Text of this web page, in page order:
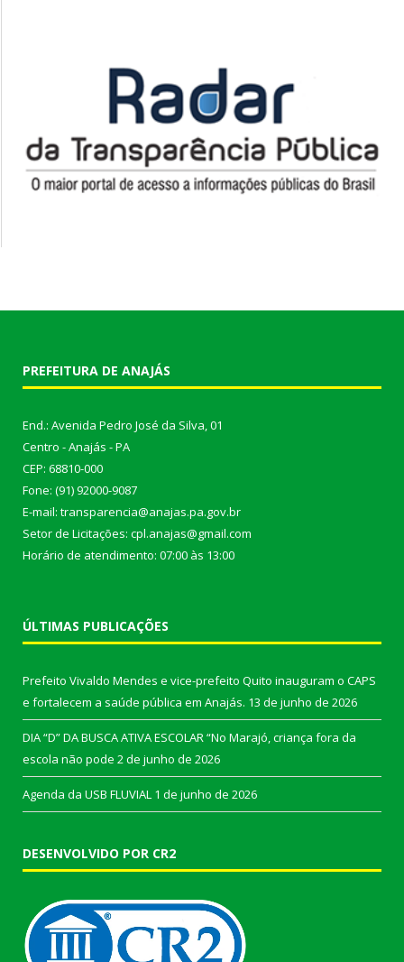
PREFEITURA DE ANAJÁS
End.: Avenida Pedro José da Silva, 01
Centro - Anajás - PA
CEP: 68810-000
Fone: (91) 92000-9087
E-mail: transparencia@anajas.pa.gov.br
Setor de Licitações: cpl.anajas@gmail.com
Horário de atendimento: 07:00 às 13:00
ÚLTIMAS PUBLICAÇÕES
Prefeito Vivaldo Mendes e vice-prefeito Quito inauguram o CAPS
e fortalecem a saúde pública em Anajás. 13 de junho de 2026
DIA “D” DA BUSCA ATIVA ESCOLAR “No Marajó, criança fora da
escola não pode 2 de junho de 2026
Agenda da USB FLUVIAL 1 de junho de 2026
DESENVOLVIDO POR CR2